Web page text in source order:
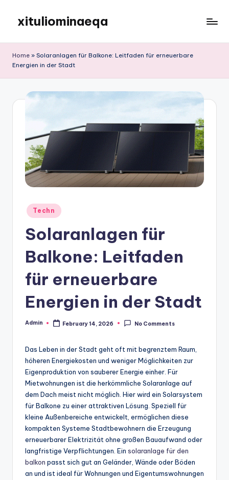
content
xituliominaeqa
Home » Solaranlagen für Balkone: Leitfaden für erneuerbare
Energien in der Stadt
Posted
in
Techn
Solaranlagen für
Balkone: Leitfaden
für erneuerbare
Energien in der Stadt
Posted
Admin February 14, 2026 No Comments
Das Leben in der Stadt geht oft mit begrenztem Raum,
höheren Energiekosten und weniger Möglichkeiten zur
Eigenproduktion von sauberer Energie einher. Für
Mietwohnungen ist die herkömmliche Solaranlage auf
dem Dach meist nicht möglich. Hier wird ein Solarsystem
für Balkone zu einer attraktiven Lösung. Speziell für
kleine Außenbereiche entwickelt, ermöglichen diese
kompakten Systeme Stadtbewohnern die Erzeugung
erneuerbarer Elektrizität ohne großen Bauaufwand oder
langfristige Verpflichtungen. Ein solaranlage für den
balkon passt sich gut an Geländer, Wände oder Böden
an und ist ideal für Wohnungen und Eigentumswohnungen